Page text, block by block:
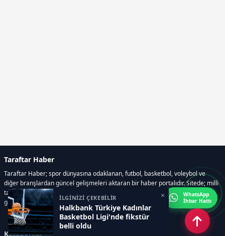
İLGİNİZİ ÇEKEBİLİR
Halkbank Türkiye Kadınlar
Basketbol Ligi'nde fikstür
belli oldu
×
Taraftar Haber
Taraftar Haber; spor dünyasına odaklanan, futbol, basketbol, voleybol ve
diğer branşlardan güncel gelişmeleri aktaran bir haber portalıdır. Sitede; milli
takım maçları, Dünya Kupası haberleri, EuroLeague karşılaşmaları, transfer
gelişmeleri, sporcuların biyografileri, anketler yer almaktadır.
Kategoriler
WhatsApp
İhbar Hattı